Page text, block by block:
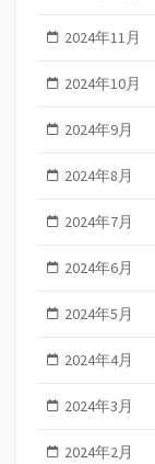
2024年11月
2024年10月
2024年9月
2024年8月
2024年7月
2024年6月
2024年5月
2024年4月
2024年3月
2024年2月